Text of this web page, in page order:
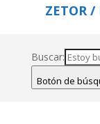
ZETOR /
Buscar:
Botón de